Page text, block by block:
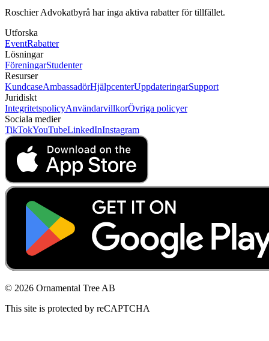
Roschier Advokatbyrå har inga aktiva rabatter för tillfället.
Utforska
EventRabatter
Lösningar
FöreningarStudenter
Resurser
KundcaseAmbassadörHjälpcenterUppdateringarSupport
Juridiskt
IntegritetspolicyAnvändarvillkorÖvriga policyer
Sociala medier
TikTokYouTubeLinkedInInstagram
© 2026 Ornamental Tree AB
This site is protected by reCAPTCHA